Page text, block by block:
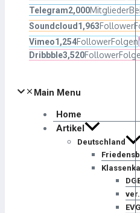
Telegram2,000Mitglieder
Soundcloud 1,963Follower
Vimeo1,254FollowerFolgen
Dribbble3,520Follower
Main Menu
Home
Artikel
Deutschland
EVG